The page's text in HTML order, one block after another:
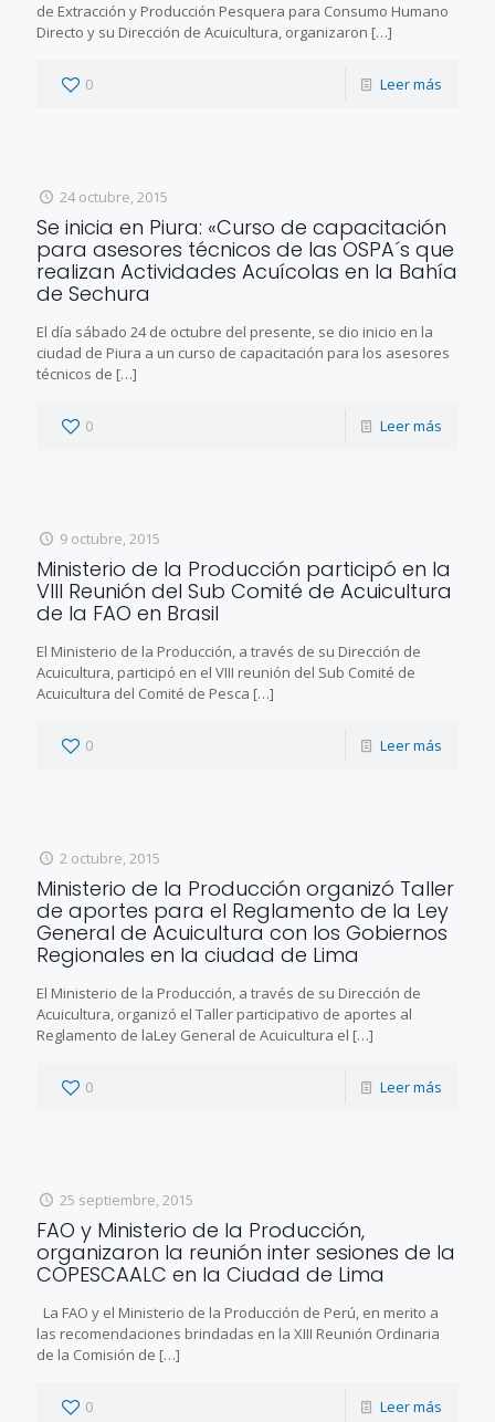
de Extracción y Producción Pesquera para Consumo Humano
Directo y su Dirección de Acuicultura, organizaron […]
0 Leer más
24 octubre, 2015
Se inicia en Piura: «Curso de capacitación
para asesores técnicos de las OSPA´s que
realizan Actividades Acuícolas en la Bahía
de Sechura
El día sábado 24 de octubre del presente, se dio inicio en la
ciudad de Piura a un curso de capacitación para los asesores
técnicos de […]
0 Leer más
9 octubre, 2015
Ministerio de la Producción participó en la
VIII Reunión del Sub Comité de Acuicultura
de la FAO en Brasil
El Ministerio de la Producción, a través de su Dirección de
Acuicultura, participó en el VIII reunión del Sub Comité de
Acuicultura del Comité de Pesca […]
0 Leer más
2 octubre, 2015
Ministerio de la Producción organizó Taller
de aportes para el Reglamento de la Ley
General de Acuicultura con los Gobiernos
Regionales en la ciudad de Lima
El Ministerio de la Producción, a través de su Dirección de
Acuicultura, organizó el Taller participativo de aportes al
Reglamento de laLey General de Acuicultura el […]
0 Leer más
25 septiembre, 2015
FAO y Ministerio de la Producción,
organizaron la reunión inter sesiones de la
COPESCAALC en la Ciudad de Lima
La FAO y el Ministerio de la Producción de Perú, en merito a
las recomendaciones brindadas en la XIII Reunión Ordinaria
de la Comisión de […]
0 Leer más